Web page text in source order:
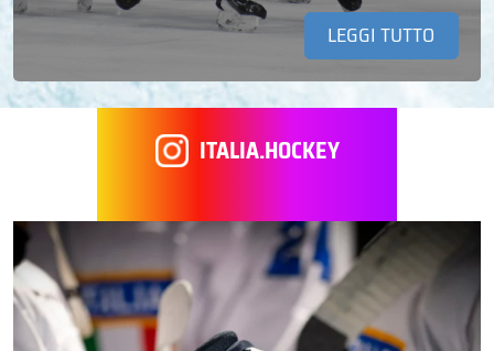
LEGGI TUTTO
ITALIA.HOCKEY